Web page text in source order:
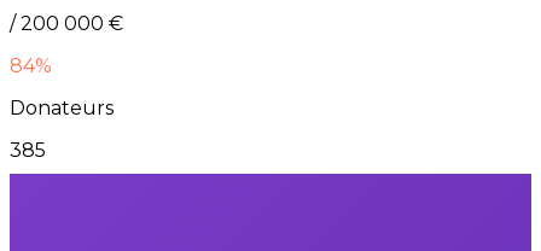
/ 200 000 €
84%
Donateurs
385